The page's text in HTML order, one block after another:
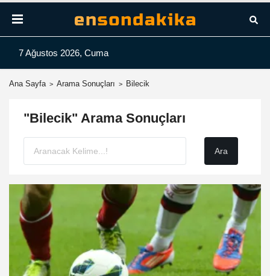
7 Ağustos 2026, Cuma
Ana Sayfa Arama Sonuçları Bilecik
"Bilecik" Arama Sonuçları